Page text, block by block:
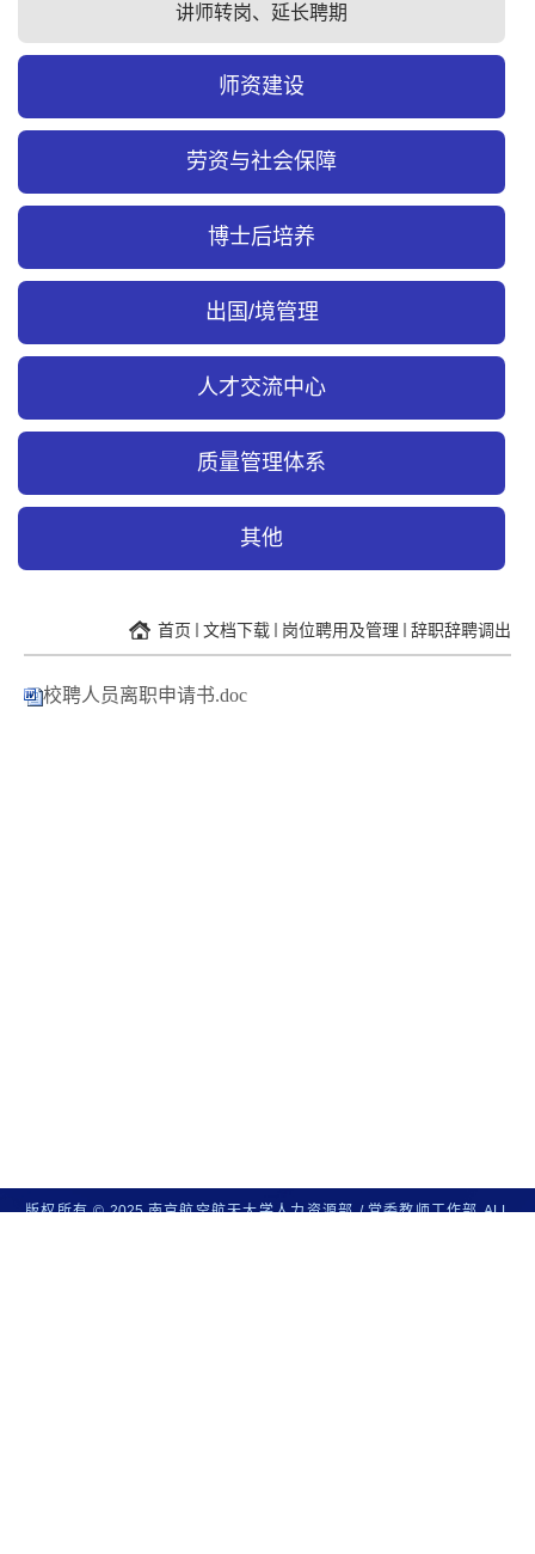
讲师转岗、延长聘期
师资建设
劳资与社会保障
博士后培养
出国/境管理
人才交流中心
质量管理体系
其他
首页 文档下载 岗位聘用及管理 辞职辞聘调出
校聘人员离职申请书.doc
版权所有 © 2025 南京航空航天大学人力资源部 / 党委教师工作部 ALL